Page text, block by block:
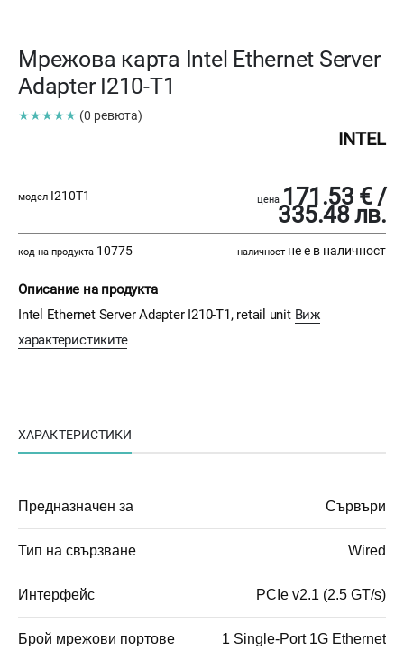
Мрежова карта Intel Ethernet Server
Adapter I210-T1
★★★★★ (0 ревюта)
INTEL
модел I210T1 цена 171.53 € /
335.48 лв.
код на продукта 10775 наличност не е в наличност
Описание на продукта
Intel Ethernet Server Adapter I210-T1, retail unit Виж
характеристиките
ХАРАКТЕРИСТИКИ
Предназначен за Сървъри
Тип на свързване Wired
Интерфейс PCIe v2.1 (2.5 GT/s)
Брой мрежови портове 1 Single-Port 1G Ethernet